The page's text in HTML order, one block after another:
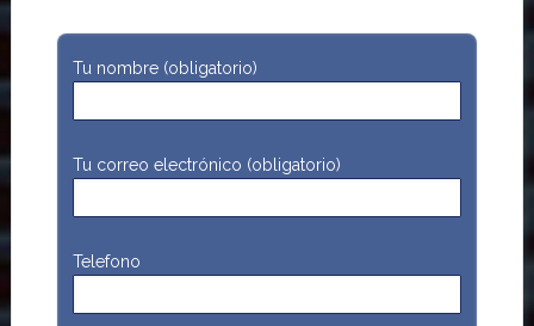
Tu nombre (obligatorio)
Tu correo electrónico (obligatorio)
Telefono